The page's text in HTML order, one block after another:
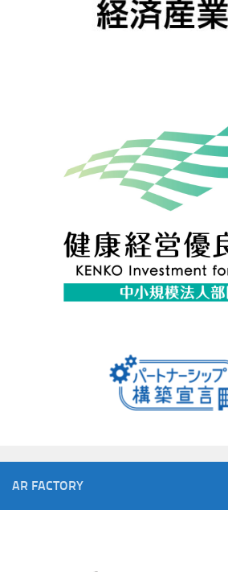
AR FACTORY